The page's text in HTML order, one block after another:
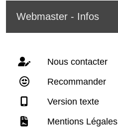
Webmaster - Infos
Nous contacter
Recommander
Version texte
Mentions Légales